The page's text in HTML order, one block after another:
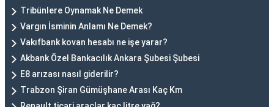
Tribünlere Oynamak Ne Demek
Vargın İsminin Anlamı Ne Demek?
Vakıfbank kovan hesabı ne işe yarar?
Akbank Özel Bankacılık Ankara Şubesi Şubesi
E8 arızası nasıl giderilir?
Trabzon Şiran Gümüşhane Arası Kaç Km